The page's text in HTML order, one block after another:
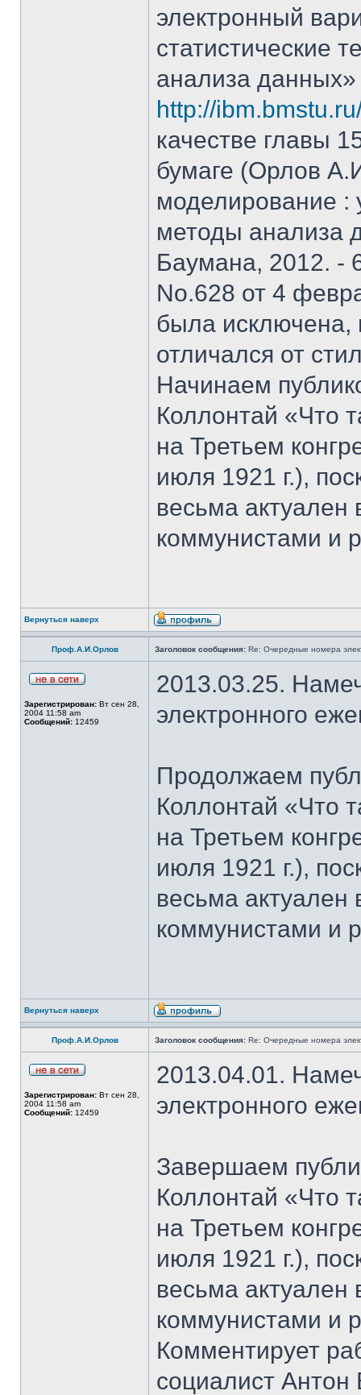
электронный
статистические
анализа данных»
http://
качестве главы
бумаге (Орлов
моделирование :
методы анализа
Баумана, 2012. -
No.628 от 4
была исключена,
отличался от
Начинаем
Коллoнтай «Что
на Третьем
июля 1921 г.),
весьма
коммунистами и
Вернуться наверх
Проф.А.И.Орлов Заголовок сообщения: Re: Очередные номера
Зарегистрирован: Вт сен 28,
2004 11:58 am
Сообщений: 12459
2013.03.25.
электронного
Продолжаем
Коллoнтай «Что
на Третьем
июля 1921 г.),
весьма
коммунистами и
Вернуться наверх
Проф.А.И.Орлов Заголовок сообщения: Re: Очередные номера
Зарегистрирован: Вт сен 28,
2004 11:58 am
Сообщений: 12459
2013.04.01.
электронного
Завершаем
Коллoнтай «Что
на Третьем
июля 1921 г.),
весьма
коммунистами и
Комментирует
социалист Антон